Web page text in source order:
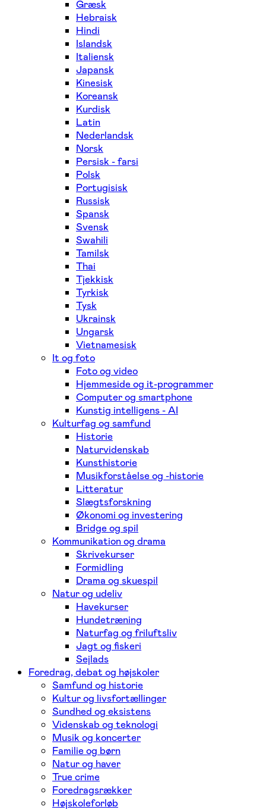
Græsk
Hebraisk
Hindi
Islandsk
Italiensk
Japansk
Kinesisk
Koreansk
Kurdisk
Latin
Nederlandsk
Norsk
Persisk - farsi
Polsk
Portugisisk
Russisk
Spansk
Svensk
Swahili
Tamilsk
Thai
Tjekkisk
Tyrkisk
Tysk
Ukrainsk
Ungarsk
Vietnamesisk
It og foto
Foto og video
Hjemmeside og it-programmer
Computer og smartphone
Kunstig intelligens - AI
Kulturfag og samfund
Historie
Naturvidenskab
Kunsthistorie
Musikforståelse og -historie
Litteratur
Slægtsforskning
Økonomi og investering
Bridge og spil
Kommunikation og drama
Skrivekurser
Formidling
Drama og skuespil
Natur og udeliv
Havekurser
Hundetræning
Naturfag og friluftsliv
Jagt og fiskeri
Sejlads
Foredrag, debat og højskoler
Samfund og historie
Kultur og livsfortællinger
Sundhed og eksistens
Videnskab og teknologi
Musik og koncerter
Familie og børn
Natur og haver
True crime
Foredragsrækker
Højskoleforløb